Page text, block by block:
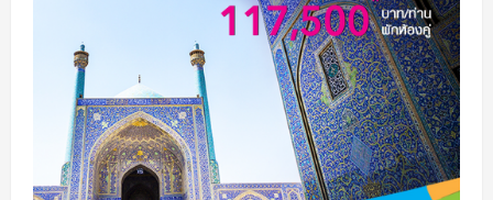
กรุงเทพฯ
–
กระบี่
ใน
ราคา
รวม
เริ่ม
ต้น